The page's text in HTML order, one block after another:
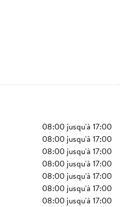
08:00 jusqu'à 17:00
08:00 jusqu'à 17:00
08:00 jusqu'à 17:00
08:00 jusqu'à 17:00
08:00 jusqu'à 17:00
08:00 jusqu'à 17:00
08:00 jusqu'à 17:00